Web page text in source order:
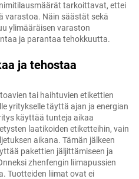
tarkoittavat, ettei
varastoa. Näin säästät sekä
ylimääräisen varaston
ja parantaa tehokkuutta.
ja tehostaa
tai haihtuvien etikettien
yritykselle täyttä ajan ja energian
käyttää tunteja aikaa
laatikoiden etiketteihin, vain
aikana. Tämän jälkeen
pakettien jäljittämiseen ja
zhenfengin liimapussien
Tuotteiden liimat ovat ei